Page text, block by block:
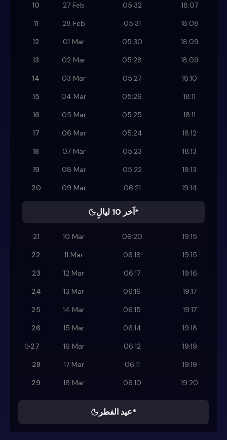
10
27 Feb 05:32
18:07
11
28 Feb 05:31
18:08
12
01 Mar 05:30
18:09
13
02 Mar 05:28
18:09
14
03 Mar 05:27
18:10
15
04 Mar 05:26
18:11
16
05 Mar 05:25
18:11
17
06 Mar 05:24
18:12
18
07 Mar 05:23
18:13
19
08 Mar 05:22
18:13
20
09 Mar 06:21 19:14
آخر 10 ليالٍ*
21 10 Mar 06:20
19:15
22
11 Mar 06:18
19:15
23
12 Mar 06:17
19:16
24
13 Mar 06:16
19:17
25
14 Mar 06:15
19:17
26
15 Mar 06:14
19:18
27
16 Mar 06:12
19:19
28
17 Mar 06:11
19:19
29
18 Mar 06:10 19:20
عيد الفطر*